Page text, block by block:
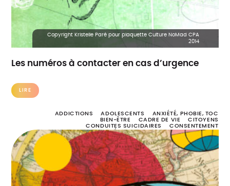
Copyright Kristelle Paré pour plaquette Culture NoMad CPA
2014
Les numéros à contacter en cas d’urgence
LIRE
ADDICTIONS ADOLESCENTS
ANXIÉTÉ, PHOBIE, TOC
BIEN-ÊTRE
CADRE DE VIE
CITOYENS
CONDUITES SUICIDAIRES
CONSENTEMENT
DÉTRESSE PSYCHOLOGIQUE
DEUIL
DIAGNOSTIC, DÉPISTAGE ET SOINS
DISCRIMINATION
ENFANCE
ENTRAIDE
ENVIRONNEMENT ERRANCE
FIN DE VIE
FORMATION
HANDICAP HARCÈLEMENT
HOMOPHOBIE
INSTITUTION
LOGEMENT
MALADIE NEURODÉGÉNÉRATIVE
MÉTHODOLOGIE
MIGRATION NUMÉRIQUE
OUTILS
PARENTALITÉ
POLITIQUE PUBLIQUE DE SANTÉ MENTALE
PROCHE AIDANT
PROFESSIONNELS
RÉTABLISSEMENT
STIGMATISATION
TROUBLE SCHIZOPHRÉNIQUE